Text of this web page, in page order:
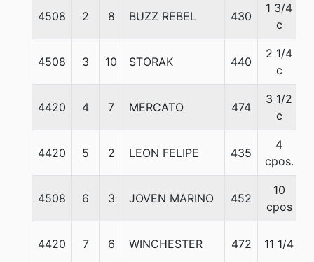
4508 2 8 BUZZ REBEL 430
1 3/4
c
4508 3 10 STORAK 440
2 1/4
c
4420 4 7 MERCATO 474
3 1/2
c
4420 5 2 LEON FELIPE 435
4
cpos.
4508 6 3 JOVEN MARINO 452
10
cpos
4420 7 6 WINCHESTER 472 11 1/4